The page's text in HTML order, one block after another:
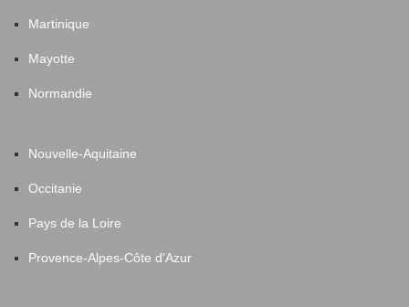
Martinique
Mayotte
Normandie
Nouvelle-Aquitaine
Occitanie
Pays de la Loire
Provence-Alpes-Côte d'Azur